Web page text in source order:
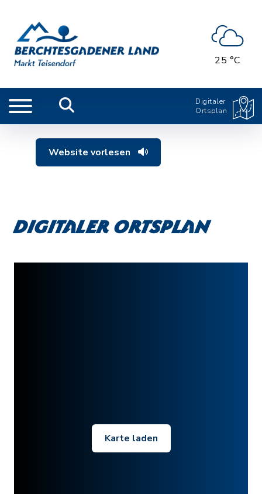
25 °C
Digitaler
Ortsplan
Website vorlesen
Digitaler Ortsplan
Karte laden